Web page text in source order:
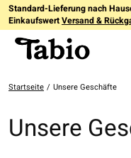
Standard-Lieferung nach
EinkaufswertVersand &
Startseite / Unsere Geschäfte
Unsere